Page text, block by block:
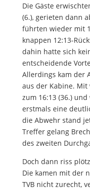
Die Gäste
(6.), gerieten dann
führten wieder mit
knappen 12:13-
dahin hatte sich
entscheidende
Allerdings kam der
aus der Kabine.
zum 16:13 (36.)
erstmals eine
die Abwehr stand
Treffer gelang
des zweiten
Doch dann riss
Die kamen mit der
TVB nicht zurecht,